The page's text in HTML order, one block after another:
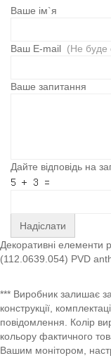
Ваше ім`я
Ваш E-mail (Не буде
Ваше запитання
Дайте відповідь на
Надіслати
Декоративні елементи
(112.0639.054) PVD
*** Виробник залишає
конструкції,
повідомлення. Колір
кольору фактичного
Вашим монітором,